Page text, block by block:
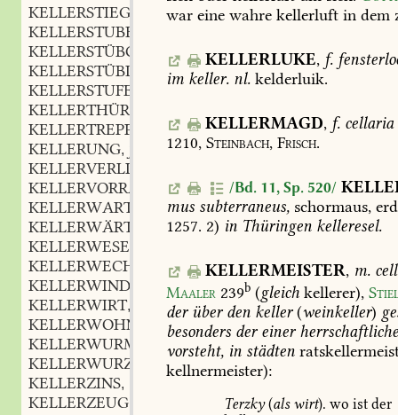
KELLERSTIEGE
KELLERSTUBE
KELLERSTÜBCHEN
,n.
KELLERSTÜBLEIN
n.
KELLERSTUFE
KELLERTHÜRE
KELLERTREPPE
KELLERUNG,
KELLERVERLIES
KELLERVORRAT
m.
KELLERWARTER
m.
KELLERWÄRTS
adv.
KELLERWESEN
KELLERWECHSEL
m.
KELLERWINDE
KELLERWIRT,
KELLERWOHNUNG f.
KELLERWURM
KELLERWURZ
KELLERZINS,
KELLERZEUG
war eine wahre kellerluft in dem
KELLERLUKE, f.
im keller. nl. kelderluik.
KELLERMAGD, f. cellaria
1210, Steinbach, Frisch.
/Bd. 11, Sp. 520/
mus subterraneus, schormaus,
1257. 2) in Thüringen kelleresel.
KELLERMEISTER, m.
Maaler 239b (gleich kellerer),
derüberden keller(weinkeller)
besonders dereiner
vorsteht, in städten
kellnermeister):
Terzky(alswirt). wo ist der